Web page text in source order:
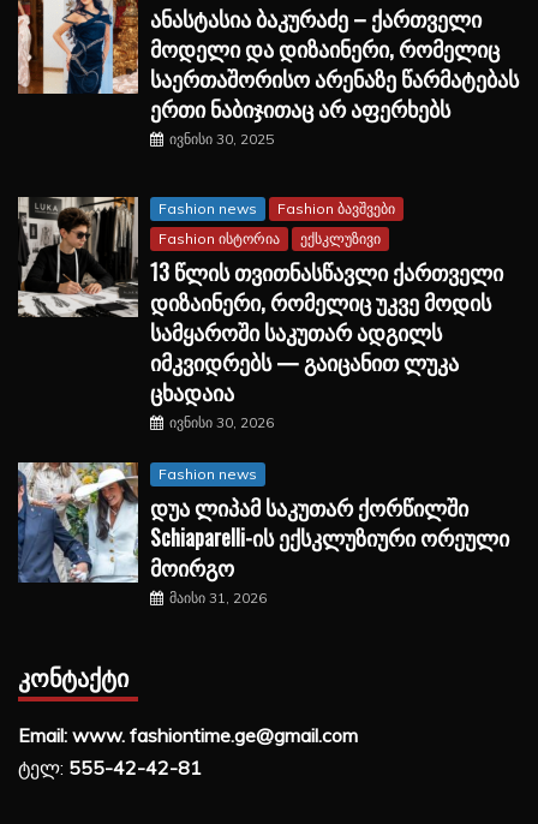
ანასტასია ბაკურაძე – ქართველი
მოდელი და დიზაინერი, რომელიც
საერთაშორისო არენაზე წარმატებას
ერთი ნაბიჯითაც არ აფერხებს
ივნისი 30, 2025
Fashion news
Fashion ბავშვები
Fashion ისტორია
ექსკლუზივი
13 წლის თვითნასწავლი ქართველი
დიზაინერი, რომელიც უკვე მოდის
სამყაროში საკუთარ ადგილს
იმკვიდრებს — გაიცანით ლუკა
ცხადაია
ივნისი 30, 2026
Fashion news
დუა ლიპამ საკუთარ ქორწილში
Schiaparelli-ის ექსკლუზიური ორეული
მოირგო
მაისი 31, 2026
ᲙᲝᲜᲢᲐᲥᲢᲘ
Email: www. fashiontime.ge@gmail.com
ტელ: 555-42-42-81